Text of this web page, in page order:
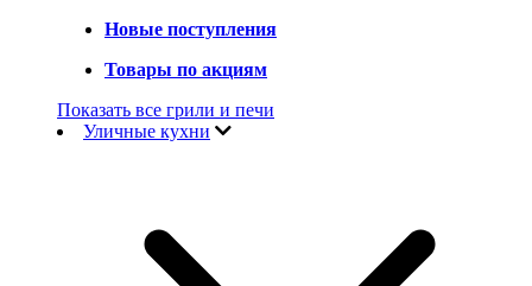
Новые поступления
Товары по акциям
Показать все грили и печи
Уличные кухни